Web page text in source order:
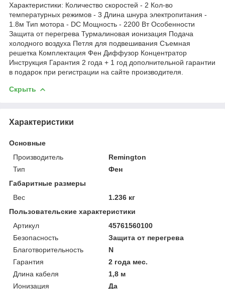
Характеристики: Количество скоростей - 2 Кол-во
температурных режимов - 3 Длина шнура электропитания -
1.8м Тип мотора - DC Мощность - 2200 Вт Особенности
Защита от перегрева Турмалиновая ионизация Подача
холодного воздуха Петля для подвешивания Съемная
решетка Комплектация Фен Диффузор Концентратор
Инструкция Гарантия 2 года + 1 год дополнительной гарантии
в подарок при регистрации на сайте производителя.
Скрыть
Характеристики
Основные
Производитель
Remington
Тип
Фен
Габаритные размеры
Вес
1.236 кг
Пользовательские характеристики
Артикул
45761560100
Безопасность
Защита от перегрева
Благотворительность
N
Гарантия
2 года мес.
Длина кабеля
1,8 м
Ионизация
Да